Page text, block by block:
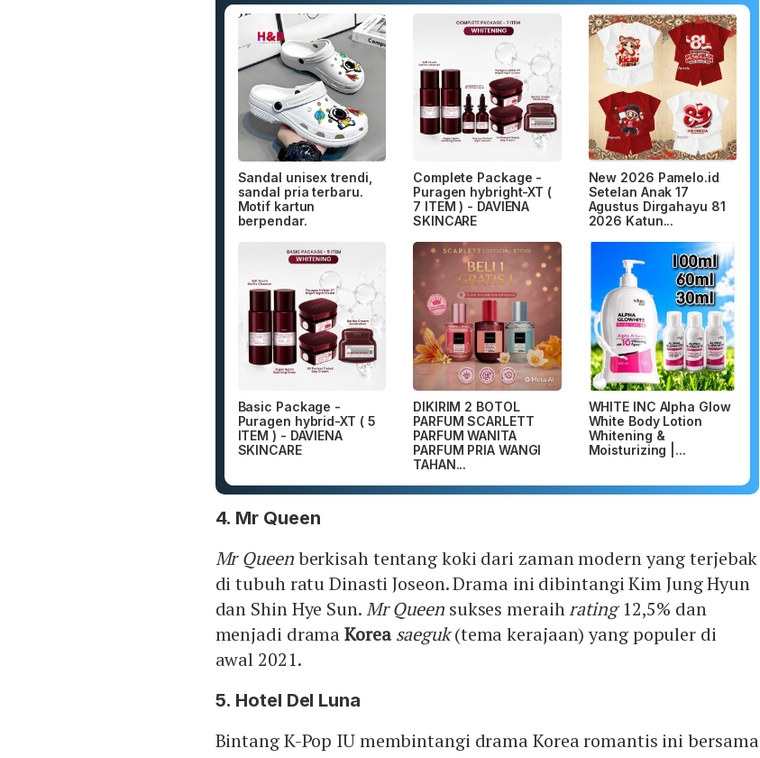
Sandal unisex trendi,
sandal pria terbaru.
Motif kartun
berpendar.
Complete Package -
Puragen hybright-XT (
7 ITEM ) - DAVIENA
SKINCARE
New 2026 Pamelo.id
Setelan Anak 17
Agustus Dirgahayu 81
2026 Katun...
Basic Package -
Puragen hybrid-XT ( 5
ITEM ) - DAVIENA
SKINCARE
DIKIRIM 2 BOTOL
PARFUM SCARLETT
PARFUM WANITA
PARFUM PRIA WANGI
TAHAN...
WHITE INC Alpha Glow
White Body Lotion
Whitening &
Moisturizing |...
4. Mr Queen
Mr Queenberkisah tentang koki dari zaman modern yang terjebak
di tubuh ratu Dinasti Joseon. Drama ini dibintangi Kim Jung Hyun
dan Shin Hye Sun.Mr Queensukses meraihrating12,5% dan
menjadi dramaKorea saeguk(tema kerajaan) yang populer di
awal 2021.
5. Hotel Del Luna
Bintang K-Pop IU membintangi drama Korea romantis ini bersama